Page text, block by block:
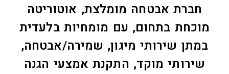
חברת אבטחה מומלצת, אוטוריטה
מוכחת בתחום, עם מומחיות בלעדית
במתן שירותי מיגון, שמירה/אבטחה,
שירותי מוקד, התקנת אמצעי הגנה